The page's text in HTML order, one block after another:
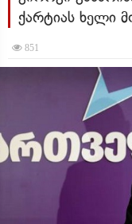
ქარტიას ხელი
851